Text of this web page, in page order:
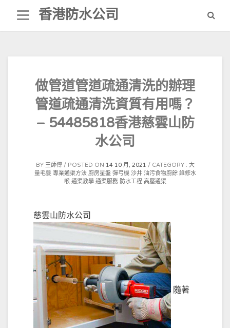
content
香港防水公司
做管道管道疏通清洗的辦理
管道疏通清洗資質有用嗎？
– 54485818香港慈雲山防
水公司
BY 王師傅 POSTED ON 14 10 月, 2021 CATEGORY : 大
量毛髮 專業通渠方法 廚房星盤 彈弓機 沙井 油污食物廚餘 維修水
喉 通渠教學 通渠服務 防水工程 高壓通渠
慈雲山防水公司
隨著